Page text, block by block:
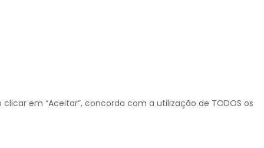
em “Aceitar”, concorda com a utilização de TODOS os